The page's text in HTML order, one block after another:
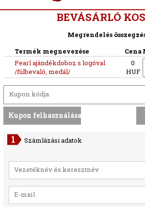
BEVÁSÁRLÓ
Megrendelés
Termék megnevezése
Cena
Pearl ajándékdoboz s logóval
/fülbevaló, medál/
0
HUF
Számlázási adatok